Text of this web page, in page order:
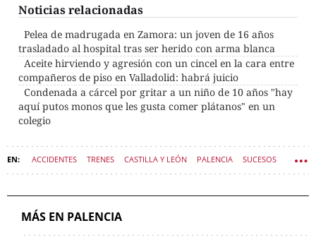
Noticias relacionadas
Pelea de madrugada en Zamora: un joven de 16 años
trasladado al hospital tras ser herido con arma blanca
Aceite hirviendo y agresión con un cincel en la cara entre
compañeros de piso en Valladolid: habrá juicio
Condenada a cárcel por gritar a un niño de 10 años "hay
aquí putos monos que les gusta comer plátanos" en un
colegio
ACCIDENTES TRENES CASTILLA Y LEÓN PALENCIA SUCESOS
MÁS EN PALENCIA